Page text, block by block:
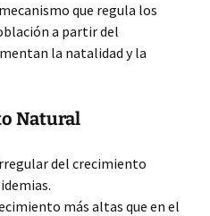
que regula los
a partir del
la natalidad y la
Natural
del crecimiento
más altas que en el